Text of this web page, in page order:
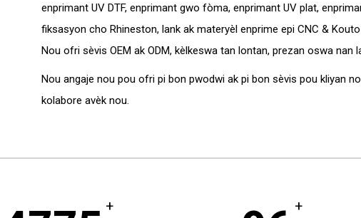
enprimant UV DTF, enprimant gwo fòma, enprimant UV plat,
fiksasyon cho Rhineston, lank ak materyèl enprime epi CNC &
Nou ofri sèvis OEM ak ODM, kèlkeswa tan lontan, prezan oswa nan
Nou angaje nou pou ofri pi bon pwodwi ak pi bon sèvis pou kliyan
kolabore avèk nou.
+ +